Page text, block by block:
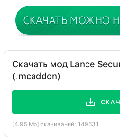
Скачать мод Lance
(.mcaddon)
[4.95 Mb] скачиваний: 149531